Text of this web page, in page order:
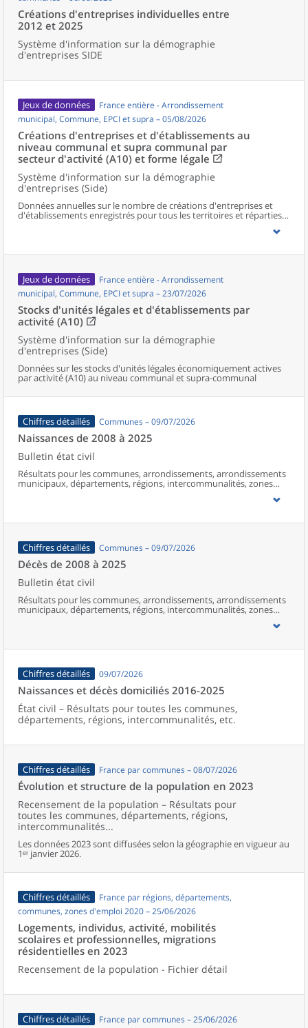
Créations d'entreprises individuelles entre
2012 et 2025
Système d'information sur la démographie
d'entreprises SIDE
Jeux de données
France entière - Arrondissement
municipal, Commune, EPCI et supra – 05/08/2026
Créations d'entreprises et d'établissements au
niveau communal et supra communal par
secteur d'activité (A10) et forme légale
Système d'information sur la démographie
d'entreprises (Side)
Données annuelles sur le nombre de créations d'entreprises et
d'établissements enregistrés pour tous les territoires et réparties
selon le secteur d’activité et la forme légale.
Jeux de données
France entière - Arrondissement
municipal, Commune, EPCI et supra – 23/07/2026
Stocks d'unités légales et d'établissements par
activité (A10)
Système d'information sur la démographie
d'entreprises (Side)
Données sur les stocks d'unités légales économiquement actives
par activité (A10) au niveau communal et supra-communal
Chiffres détaillés Communes – 09/07/2026
Naissances de 2008 à 2025
Bulletin état civil
Résultats pour les communes, arrondissements, arrondissements
municipaux, départements, régions, intercommunalités, zones
d’emploi, bassins de vie, unités urbaines et aires d’attraction des
Chiffres détaillés Communes – 09/07/2026
Décès de 2008 à 2025
Bulletin état civil
Résultats pour les communes, arrondissements, arrondissements
municipaux, départements, régions, intercommunalités, zones
d’emploi, bassins de vie, unités urbaines et aires d’attraction des
Chiffres détaillés 09/07/2026
Naissances et décès domiciliés 2016-2025
État civil – Résultats pour toutes les communes,
départements, régions, intercommunalités, etc.
Chiffres détaillés France par communes – 08/07/2026
Évolution et structure de la population en 2023
Recensement de la population – Résultats pour
toutes les communes, départements, régions,
intercommunalités...
Les données 2023 sont diffusées selon la géographie en vigueur au
1ᵉʳ janvier 2026.
Chiffres détaillés
France par régions, départements,
communes, zones d'emploi 2020 – 25/06/2026
Logements, individus, activité, mobilités
scolaires et professionnelles, migrations
résidentielles en 2023
Recensement de la population - Fichier détail
Chiffres détaillés France par communes – 25/06/2026